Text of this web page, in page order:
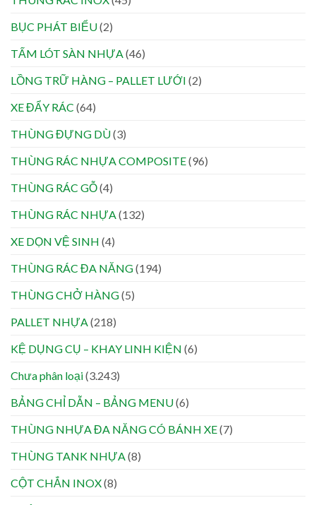
BỤC PHÁT BIỂU(2)
TẤM LÓT SÀN NHỰA(46)
LỒNG TRỮ HÀNG – PALLET LƯỚI (2)
XE ĐẨY RÁC (64)
THÙNG ĐỰNG DÙ(3)
THÙNG RÁC NHỰA COMPOSITE(96)
THÙNG RÁC GỖ(4)
THÙNG RÁC NHỰA(132)
XE DỌN VỆ SINH (4)
THÙNG RÁC ĐA NĂNG(194)
THÙNG CHỞ HÀNG(5)
PALLET NHỰA(218)
KỆ DỤNG CỤ – KHAY LINH KIỆN (6)
Chưa phân loại(3.243)
BẢNG CHỈ DẪN – BẢNG MENU(6)
THÙNG NHỰA ĐA NĂNG CÓ BÁNH XE(7)
THÙNG TANK NHỰA(8)
CỘT CHẮN INOX(8)